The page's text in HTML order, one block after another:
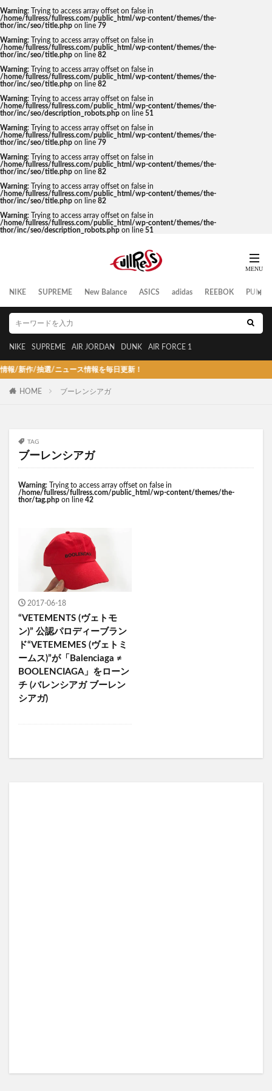
Warning: Trying to access array offset on false in
/home/fullress/fullress.com/public_html/wp-content/themes/the-
thor/inc/seo/title.php on line 79
Warning: Trying to access array offset on false in
/home/fullress/fullress.com/public_html/wp-content/themes/the-
thor/inc/seo/title.php on line 82
Warning: Trying to access array offset on false in
/home/fullress/fullress.com/public_html/wp-content/themes/the-
thor/inc/seo/title.php on line 82
Warning: Trying to access array offset on false in
/home/fullress/fullress.com/public_html/wp-content/themes/the-
thor/inc/seo/description_robots.php on line 51
Warning: Trying to access array offset on false in
/home/fullress/fullress.com/public_html/wp-content/themes/the-
thor/inc/seo/title.php on line 79
Warning: Trying to access array offset on false in
/home/fullress/fullress.com/public_html/wp-content/themes/the-
thor/inc/seo/title.php on line 82
Warning: Trying to access array offset on false in
/home/fullress/fullress.com/public_html/wp-content/themes/the-
thor/inc/seo/title.php on line 82
Warning: Trying to access array offset on false in
/home/fullress/fullress.com/public_html/wp-content/themes/the-
thor/inc/seo/description_robots.php on line 51
NIKE SUPREME New Balance ASICS adidas REEBOK PUMA
NIKE SUPREME AIR JORDAN DUNK AIR FORCE 1
作/抽選/ニュース情報を毎日更新！
HOME ブーレンシアガ
TAG
ブーレンシアガ
Warning: Trying to access array offset on false in
/home/fullress/fullress.com/public_html/wp-content/themes/the-
thor/tag.php on line 42
2017-06-18
“VETEMENTS (ヴェトモ
ン)” 公認パロディーブラン
ド“VETEMEMES (ヴェトミ
ームス)”が「Balenciaga ≠
BOOLENCIAGA」をローン
チ (バレンシアガ ブーレン
シアガ)